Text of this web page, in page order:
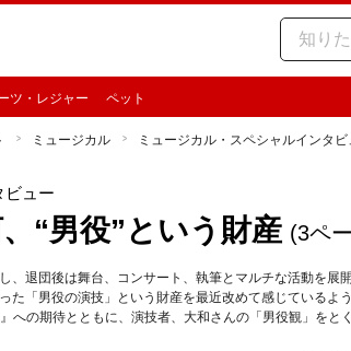
ツ・レジャー ペット
ミュージカル ミュージカル・スペシャルインタビ
ビュー
“男役”という財産 (3ペ
、退団後は舞台、コンサート、執筆とマルチな活動を展
た「男役の演技」という財産を最近改めて感じているよ
への期待とともに、演技者、大和さんの「男役観」をと